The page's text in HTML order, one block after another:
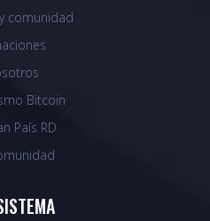
comunidad
Bitcoin
País RD